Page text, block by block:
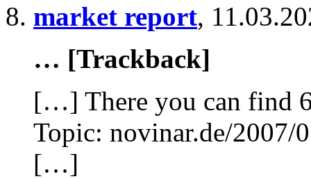
market report,
… [Trackback]
[…] There you can find
Topic: novinar.de/
[…]